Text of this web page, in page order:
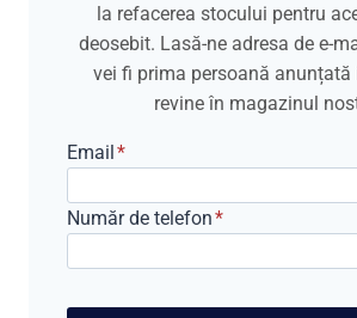
la refacerea stocului pentru
deosebit. Lasă-ne adresa de e-
vei fi prima persoană anunțată
revine în magazinul
Email*
Număr de telefon*